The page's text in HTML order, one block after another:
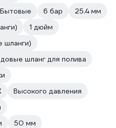
Бытовые 6 бар
25.4 мм
1 дюйм
шланги)
шланг для полива
Высокого давления
50 мм